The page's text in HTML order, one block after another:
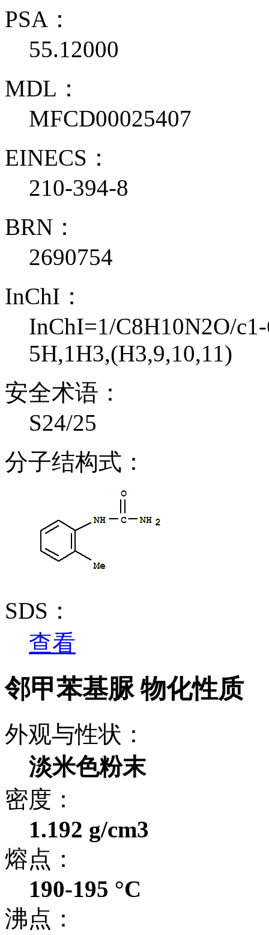
PSA：
55.12000
MDL：
MFCD00025407
EINECS：
210-394-8
BRN：
2690754
InChI：
InChI=1/C8H10N2O/
5H,1H3,(H3,9,10,11)
安全术语：
S24/25
分子结构式：
SDS：
查看
邻甲苯基脲 物化性质
外观与性状：
淡米色粉末
密度：
1.192 g/cm3
熔点：
190-195 °C
沸点：